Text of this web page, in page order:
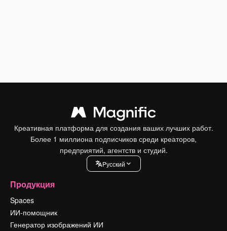
Креативная платформа для создания ваших лучших работ.
Более 1 миллиона подписчиков среди креаторов,
предприятий, агентств и студий.
Pусский
Продукция
Spaces
ИИ-помощник
Генератор изображений ИИ